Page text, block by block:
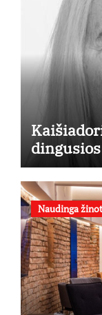
Naudinga